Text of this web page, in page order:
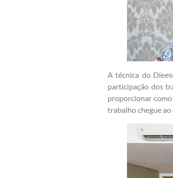
A técnica do
participação dos
proporcionar como
trabalho chegue